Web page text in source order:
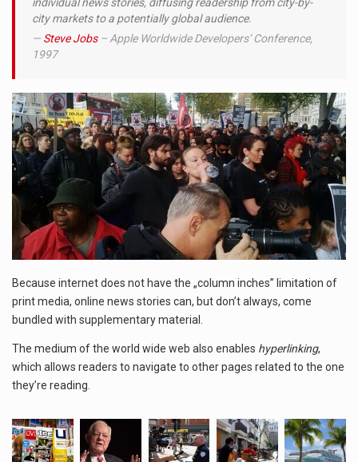
city markets to a potentially global audience.
Steve Jobs– Apple Worldwide Developers’ Conference,
1997
Because internet does not have the „column inches” limitation of
print media, online news stories can, but don’t always, come
bundled with supplementary material.
The medium of the world wide web also enables hyperlinking,
which allows readers to navigate to other pages related to the one
they’re reading.